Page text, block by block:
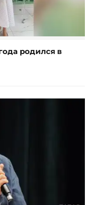
родился в